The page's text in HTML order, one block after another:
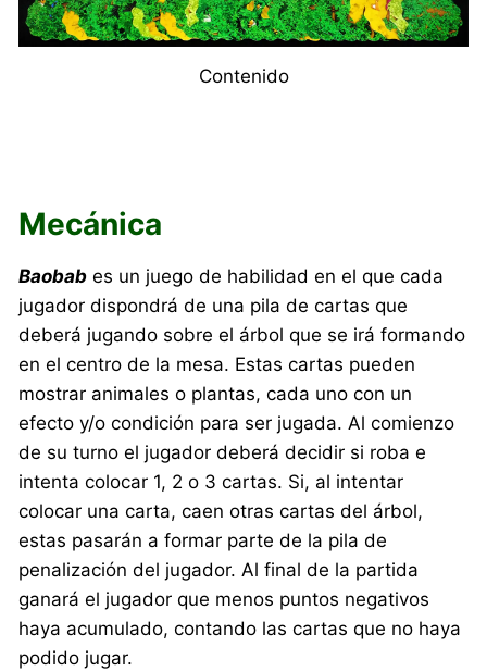
Contenido
Mecánica
Baobab es un juego de habilidad en el que cada
jugador dispondrá de una pila de cartas que
deberá jugando sobre el árbol que se irá formando
en el centro de la mesa. Estas cartas pueden
mostrar animales o plantas, cada uno con un
efecto y/o condición para ser jugada. Al comienzo
de su turno el jugador deberá decidir si roba e
intenta colocar 1, 2 o 3 cartas. Si, al intentar
colocar una carta, caen otras cartas del árbol,
estas pasarán a formar parte de la pila de
penalización del jugador. Al final de la partida
ganará el jugador que menos puntos negativos
haya acumulado, contando las cartas que no haya
podido jugar.